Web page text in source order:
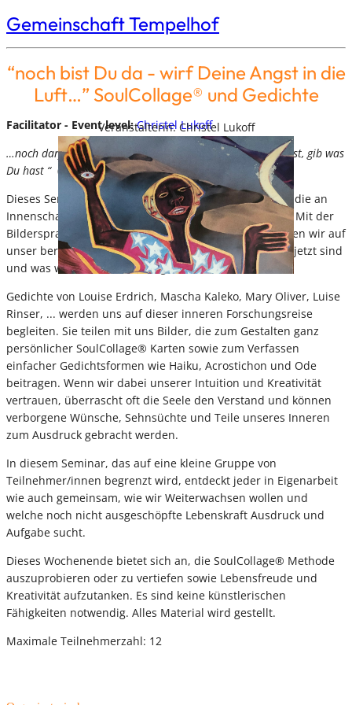
Gemeinschaft Tempelhof
“noch bist Du da - wirf Deine Angst in die
Luft…” SoulCollage® und Gedichte
Veranstalterin: Christel Lukoff
Facilitator - Event level:Christel Lukoff
…noch darfst Du lieben, Worte verschenken...Sei was Du bist, gib was
Du hast “ (Rose Ausländer)
Dieses Seminar richtet sich an LängerGelebtHabende, die an
Innenschau und innerem Wachstum interessiert sind. Mit der
Bildersprache von Gedichten und SoulCollage® schauen wir auf
unser bereits gelebtes Leben und reflektieren wer wir jetzt sind
und was wir noch leben und geben möchten.
Gedichte von Louise Erdrich, Mascha Kaleko, Mary Oliver, Luise
Rinser, ... werden uns auf dieser inneren Forschungsreise
begleiten. Sie teilen mit uns Bilder, die zum Gestalten ganz
persönlicher SoulCollage® Karten sowie zum Verfassen
einfacher Gedichtsformen wie Haiku, Acrostichon und Ode
beitragen. Wenn wir dabei unserer Intuition und Kreativität
vertrauen, überrascht oft die Seele den Verstand und können
verborgene Wünsche, Sehnsüchte und Teile unseres Inneren
zum Ausdruck gebracht werden.
In diesem Seminar, das auf eine kleine Gruppe von
Teilnehmer/innen begrenzt wird, entdeckt jeder in Eigenarbeit
wie auch gemeinsam, wie wir Weiterwachsen wollen und
welche noch nicht ausgeschöpfte Lebenskraft Ausdruck und
Aufgabe sucht.
Dieses Wochenende bietet sich an, die SoulCollage® Methode
auszuprobieren oder zu vertiefen sowie Lebensfreude und
Kreativität aufzutanken. Es sind keine künstlerischen
Fähigkeiten notwendig. Alles Material wird gestellt.
Maximale Teilnehmerzahl: 12